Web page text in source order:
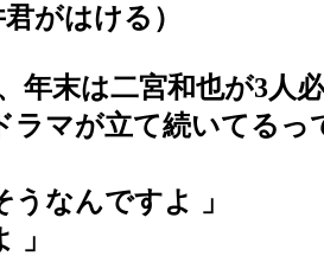
がはける）
年末は二宮和也が3人
ラマが立て続いてる
うなんですよ 」
」